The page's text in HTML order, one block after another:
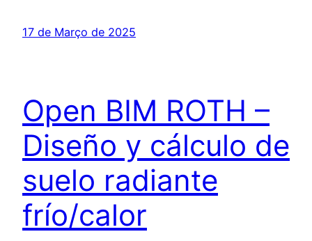
17 de Março de 2025
Open BIM ROTH –
Diseño y cálculo de
suelo radiante
frío/calor